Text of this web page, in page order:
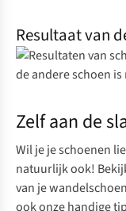
Resultaat van
Zelf aan de
Wil je je schoenen
natuurlijk ook!
van je
ook onze handige